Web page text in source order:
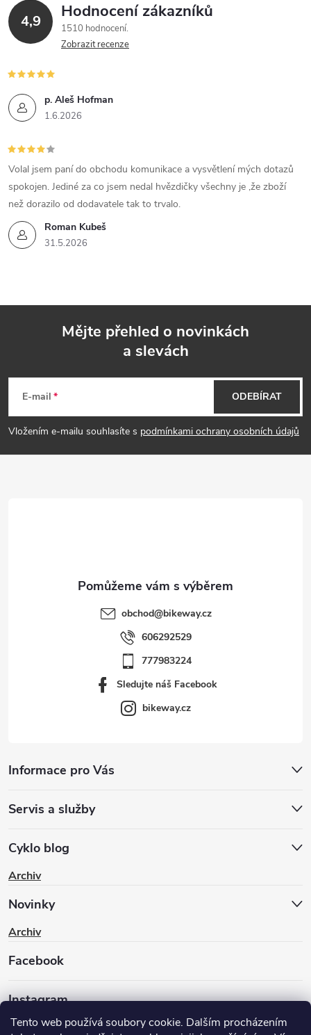
Tento web používá soubory cookie. Dalším procházením
4,9 Hodnocení zákazníků
1510 hodnocení
Zobrazit recenze
p. Aleš Hofman
1.6.2026
Roman Kubeš
31.5.2026
Volal jsem paní do obchodu komunikace a vysvětlení mých dotazů
spokojen. Jediné za co jsem nedal hvězdičky všechny je ,že zboží
než dorazilo od dodavatele tak to trvalo.
p
Mějte přehled o novinkách
a slevách
E-mail
Vložením e-mailu souhlasíte s podmínkami ochrany osobních údajů
ODEBÍRAT
obchod@bikeway.cz
606292529
777983224
Sledujte náš Facebook
bikeway.cz
Informace pro Vás
Servis a služby
Cyklo blog
Archiv
Novinky
Archiv
Facebook
Instagram